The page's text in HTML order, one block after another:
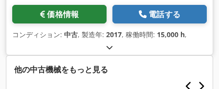
価格情報 電話する
コンディション: 中古, 製造年: 2017, 稼働時間: 15,000 h,
他の中古機械をもっと見る